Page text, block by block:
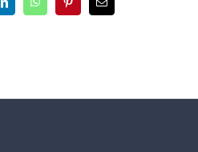
LinkedInWhatsAppPinterest
E-
mail